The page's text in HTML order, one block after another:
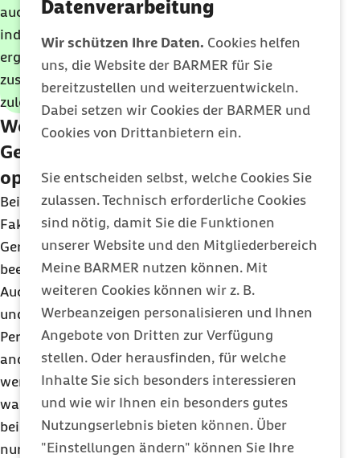
Datenverarbeitung
Wir schützen Ihre Daten. Cookies helfen
uns, die Website der BARMER für Sie
bereitzustellen und weiterzuentwickeln.
Dabei setzen wir Cookies der BARMER und
Cookies von Drittanbietern ein.
Sie entscheiden selbst, welche Cookies Sie
zulassen. Technisch erforderliche Cookies
sind nötig, damit Sie die Funktionen
unserer Website und den Mitgliederbereich
Meine BARMER nutzen können. Mit
weiteren Cookies können wir z. B.
Werbeanzeigen personalisieren und Ihnen
Angebote von Dritten zur Verfügung
stellen. Oder herausfinden, für welche
Inhalte Sie sich besonders interessieren
und wie wir Ihnen ein besonders gutes
Nutzungserlebnis bieten können. Über
"Einstellungen ändern" können Sie Ihre
auch die Arbeit am Laptop ergonomisch gestalten,
indem Sie sich Erweiterungen wie eine
ergonomische externe Maus und Tastatur sowie
zusätzliche Bildschirme und einen Laptophalter
zulegen.
Weitere ergonomische
Gesichtspunkte am Arbeitsplatz: Die
optimale Arbeitsumgebung
Bei der Gestaltung der Arbeitsumgebung spielen
Faktoren wie das Design, die Beleuchtung, Lärm,
Gerüche und das Raumklima eine Rolle. All das
beeinflusst unser Wohlbefinden.
Auch hier unterscheiden sich die Wahrnehmungen
und Empfindungen von Mensch zu Mensch: Eine
Person friert oder schwitzt schneller als eine
andere. Lichtfarben, Gerüche und Geräusche
werden ebenfalls subjektiv unterschiedlich
wahrgenommen. Eine individuelle Anpassung ist
bei diesen Punkten oft nicht möglich. Dann bleiben
nur Kompromisslösungen.